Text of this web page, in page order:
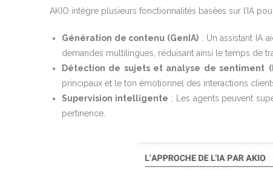
AKIO intègre plusieurs fonctionnalités basées sur l’IA
Génération de contenu (GenIA) : Un assistant IA
demandes multilingues, réduisant ainsi le temps de
Détection de sujets et analyse de sentiment
principaux et le ton émotionnel des interactions
Supervision intelligente : Les agents peuvent
pertinence.